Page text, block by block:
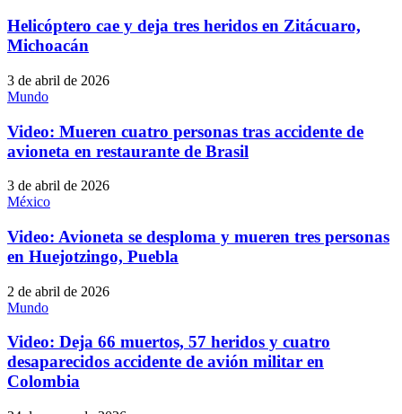
Helicóptero cae y deja tres heridos en Zitácuaro,
Michoacán
3 de abril de 2026
Mundo
Video: Mueren cuatro personas tras accidente de
avioneta en restaurante de Brasil
3 de abril de 2026
México
Video: Avioneta se desploma y mueren tres personas
en Huejotzingo, Puebla
2 de abril de 2026
Mundo
Video: Deja 66 muertos, 57 heridos y cuatro
desaparecidos accidente de avión militar en
Colombia